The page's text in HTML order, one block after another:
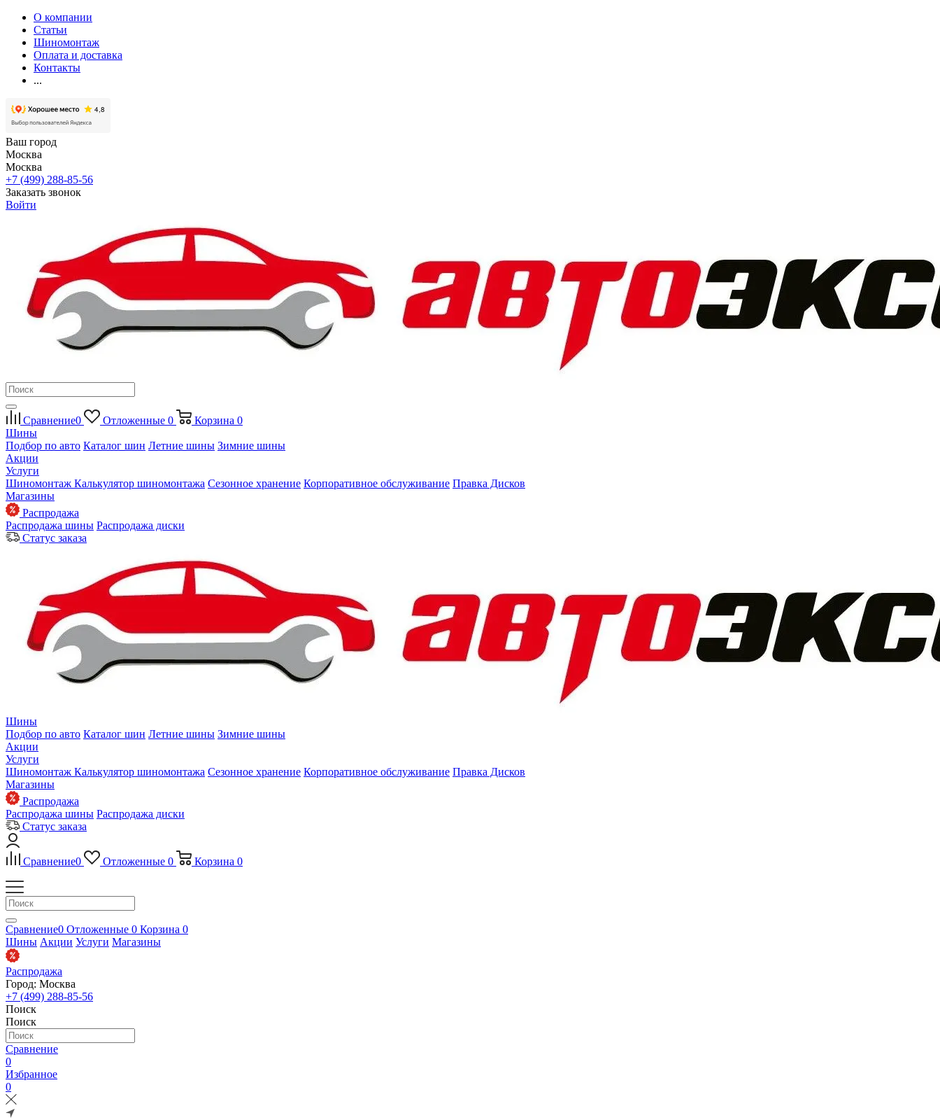
О компании
Статьи
Шиномонтаж
Оплата и доставка
Контакты
...
Ваш город
Москва
Москва
+7 (499) 288-85-56
Заказать звонок
Войти
Сравнение0 Отложенные 0 Корзина 0
Шины
Подбор по авто Каталог шин Летние шины Зимние шины
Акции
Услуги
Шиномонтаж Калькулятор шиномонтажа Сезонное хранение Корпоративное обслуживание Правка Дисков
Магазины
Распродажа
Распродажа шины Распродажа диски
Статус заказа
Шины
Подбор по авто Каталог шин Летние шины Зимние шины
Акции
Услуги
Шиномонтаж Калькулятор шиномонтажа Сезонное хранение Корпоративное обслуживание Правка Дисков
Магазины
Распродажа
Распродажа шины Распродажа диски
Статус заказа
Сравнение0 Отложенные 0 Корзина 0
Сравнение0 Отложенные 0 Корзина 0
Шины Акции Услуги Магазины
Распродажа
Город: Москва
+7 (499) 288-85-56
Поиск
Поиск
Сравнение
0
Избранное
0